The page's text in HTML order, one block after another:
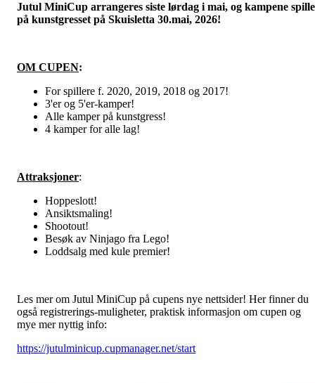
Jutul MiniCup arrangeres siste lørdag i mai, og kampene
på kunstgresset på Skuisletta 30.mai, 2026!
OM CUPEN:
For spillere f. 2020, 2019, 2018 og 2017!
3'er og 5'er-kamper!
Alle kamper på kunstgress!
4 kamper for alle lag!
Attraksjoner:
Hoppeslott!
Ansiktsmaling!
Shootout!
Besøk av Ninjago fra Lego!
Loddsalg med kule premier!
Les mer om Jutul MiniCup på cupens nye nettsider! Her finner du
også registrerings-muligheter, praktisk informasjon om cupen og
mye mer nyttig info:
https://jutulminicup.cupmanager.net/start